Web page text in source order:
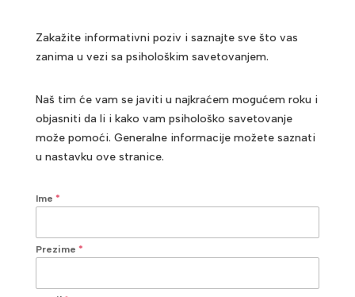
Zakažite informativni poziv i saznajte sve što vas
zanima u vezi sa psihološkim savetovanjem.
Naš tim će vam se javiti u najkraćem mogućem roku i
objasniti da li i kako vam psihološko savetovanje
može pomoći. Generalne informacije možete saznati
u nastavku ove stranice.
Ime *
Prezime *